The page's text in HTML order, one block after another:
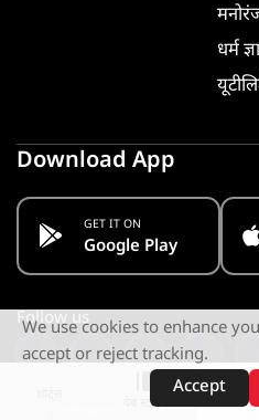
वेब स्टोरीज़
धर्म
Download App
GET IT ON
Google Play
Follow us
Stay Informed. Get Notified
We use cookies to enhance
accept or reject tracking.
Accept